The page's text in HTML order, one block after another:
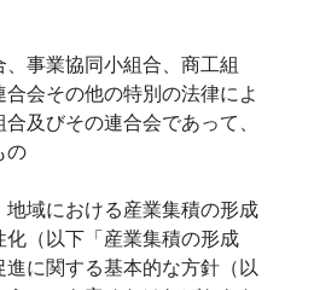
事業協同小組合、商工組
会その他の特別の法律によ
及びその連合会であって、
の
地域における産業集積の形成
（以下「産業集積の形成
に関する基本的な方針（以